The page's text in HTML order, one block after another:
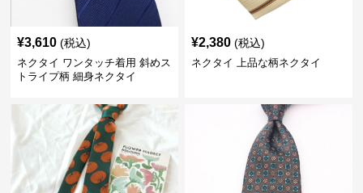
¥3,610 (税込)
ネクタイ ワンタッチ着用 斜めス
トライプ柄 細身ネクタイ
¥2,380 (税込)
ネクタイ 上品な柄ネクタイ